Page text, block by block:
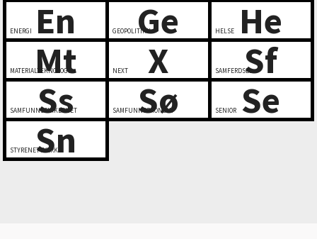
En
ENERGI Ge
GEOPOLITIKK He
HELSE
Mt
MATERIALTEKNOLOGI X
NEXT Sf
SAMFERDSEL
Ss
SAMFUNNSSIKKERHET Sø
SAMFUNNSØKONOMI Se
SENIOR
Sn
STYRENETTVERK